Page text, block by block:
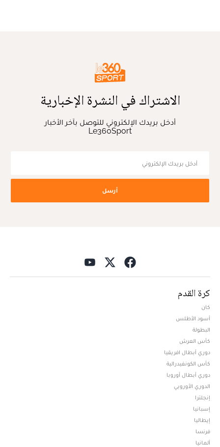
الاشتراك في النشرة الإخبارية
أدخل بريدك الإلكتروني للتوصل بآخر الأخبار
Le360Sport
أرسل
كرة القدم
كان
أسود الأطلس
البطولة
كأس العرش
دوري أبطال افريقيا
كأس الكونفيدرالية
دوري أبطال أوروبا
الدوري الأوروبي
إنجلترا
إسبانيا
إيطاليا
فرنسا
ألمانيا